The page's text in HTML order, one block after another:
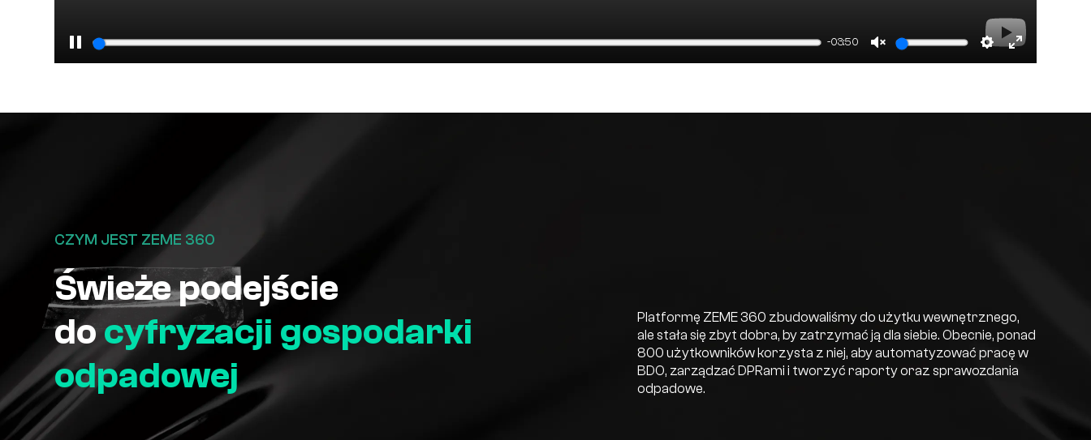
Pause
-03:50
Unmute Settings
Enter
CZYM JEST ZEME 360
Świeże podejście
do cyfryzacji gospodarki
odpadowej
Platformę ZEME 360 zbudowaliśmy do użytku wewnętrznego,
ale stała się zbyt dobra, by zatrzymać ją dla siebie. Obecnie, ponad
800 użytkowników korzysta z niej, aby automatyzować pracę w
BDO, zarządzać DPRami i tworzyć raporty oraz sprawozdania
odpadowe.